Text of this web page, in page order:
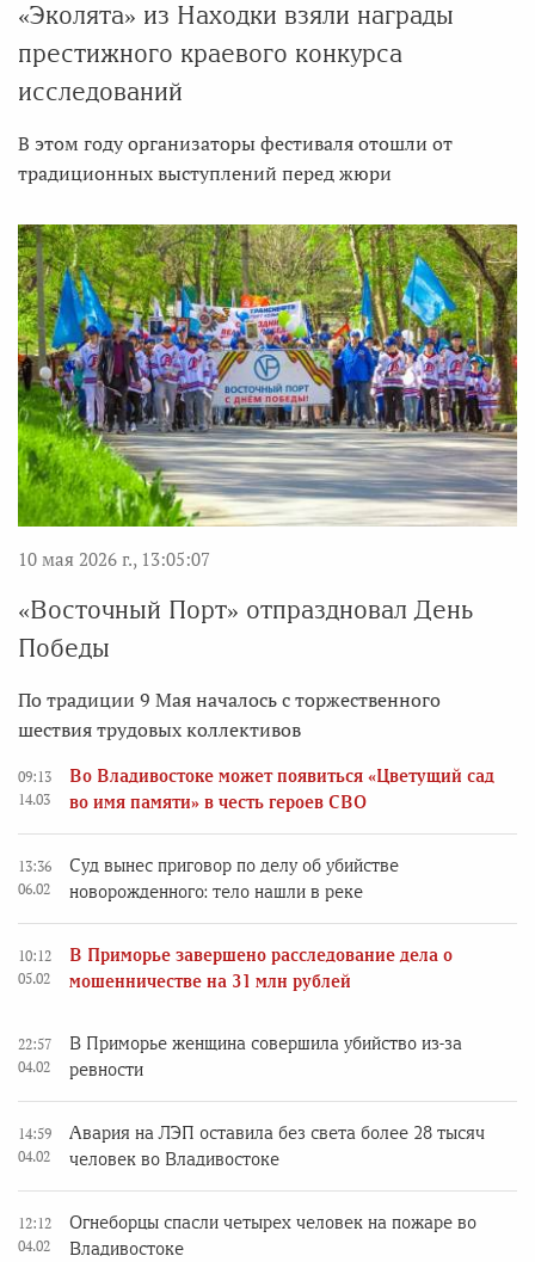
«Эколята» из Находки взяли награды
престижного краевого конкурса
исследований
В этом году организаторы фестиваля отошли от
традиционных выступлений перед жюри
10 мая 2026 г., 13:05:07
«Восточный Порт» отпраздновал День
Победы
По традиции 9 Мая началось с торжественного
шествия трудовых коллективов
09:13
14.03
Во Владивостоке может появиться «Цветущий сад
во имя памяти» в честь героев СВО
13:36
06.02
Суд вынес приговор по делу об убийстве
новорожденного: тело нашли в реке
10:12
05.02
В Приморье завершено расследование дела о
мошенничестве на 31 млн рублей
22:57
04.02
В Приморье женщина совершила убийство из-за
ревности
14:59
04.02
Авария на ЛЭП оставила без света более 28 тысяч
человек во Владивостоке
12:12
04.02
Огнеборцы спасли четырех человек на пожаре во
Владивостоке